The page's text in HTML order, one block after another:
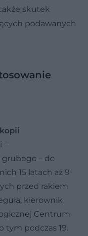
skutek
podawanych
–
– do
15 latach aż 9
przed rakiem
kierownik
Centrum
tym podczas 19.